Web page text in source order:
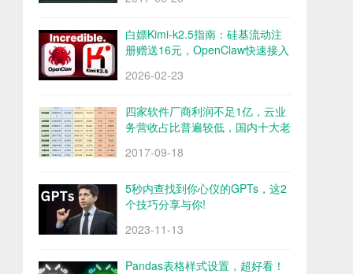
白嫖Kimi-k2.5指南：硅基流动注
册赠送16元，OpenClaw快速接入
2026-02-23
四家软件厂商利润不足1亿，云业
务营收占比普遍较低，国内十大老
2017-09-18
5秒内查找到你心仪的GPTs，这2
个技巧分享与你!
2023-11-13
Pandas表格样式设置，超好看！